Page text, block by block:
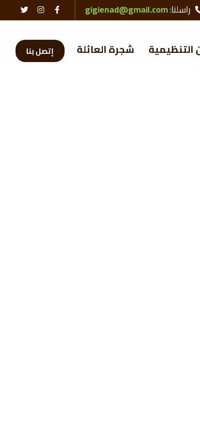
راسلنا:gigienad@gmail.com
إتصل بنا التنظيمية شجرة العائلة